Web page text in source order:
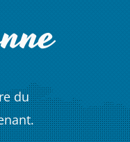
du